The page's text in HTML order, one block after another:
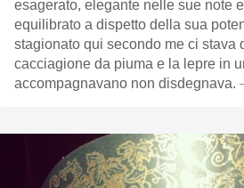
esagerato, elegante nelle sue note e tutto sommato
equilibrato a dispetto della sua
stagionato qui secondo me ci stava
cacciagione da piuma e la lepre in umido
accompagnavano non disdegnava.